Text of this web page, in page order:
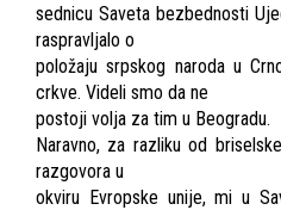
sednicu Saveta bezbednosti
raspravljalo o
položaju srpskog naroda u
crkve. Videli smo da ne
postoji volja za tim u Beogradu.
Naravno, za razliku od
razgovora u
okviru Evropske unije, mi u